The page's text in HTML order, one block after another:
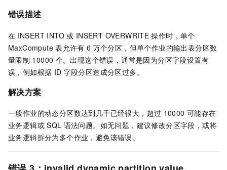
错误描述
在 INSERT INTO 或 INSERT OVERWRITE 操作时，单个
MaxCompute 表允许有 6 万个分区，但单个作业的输出表分区数
量限制 10000 个。出现这个错误，通常是因为分区字段设置有
误，例如根据 ID 字段分区造成分区过多。
解决方案
一般作业的动态分区数达到几千已经很大，超过 10000 可能存在
业务逻辑或 SQL 语法问题。如无问题，建议修改分区字段，或将
业务逻辑拆分为多个作业，避免该错误。